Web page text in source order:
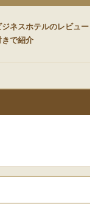
ネスホテルのレビュー
で紹介